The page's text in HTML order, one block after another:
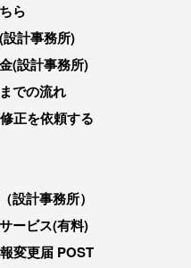
ら
計事務所)
(設計事務所)
での流れ
正を依頼する
設計事務所）
ービス(有料)
変更届 POST